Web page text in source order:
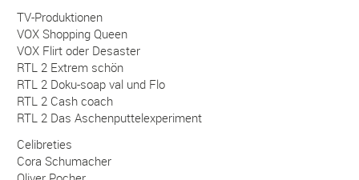
TV-Produktionen
VOX Shopping Queen
VOX Flirt oder Desaster
RTL 2 Extrem schön
RTL 2 Doku-soap val und Flo
RTL 2 Cash coach
RTL 2 Das Aschenputtelexperiment
Celibreties
Cora Schumacher